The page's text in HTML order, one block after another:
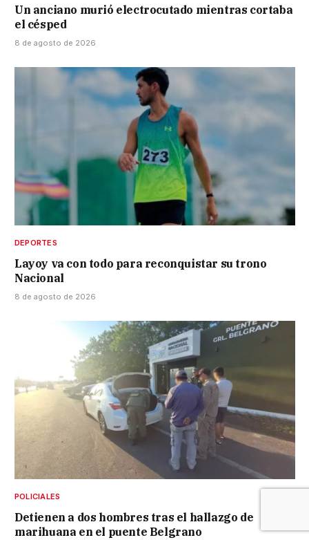
Un anciano murió electrocutado mientras cortaba
el césped
8 de agosto de 2026
DEPORTES
Layoy va con todo para reconquistar su trono
Nacional
8 de agosto de 2026
POLICIALES
Detienen a dos hombres tras el hallazgo de
marihuana en el puente Belgrano